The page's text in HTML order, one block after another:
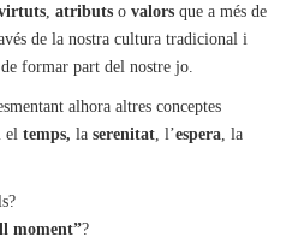
atributs o valors que a més de
de la nostra cultura tradicional i
formar part del nostre jo.
alhora altres conceptes
el temps, la serenitat , l’espera , la
moment”?